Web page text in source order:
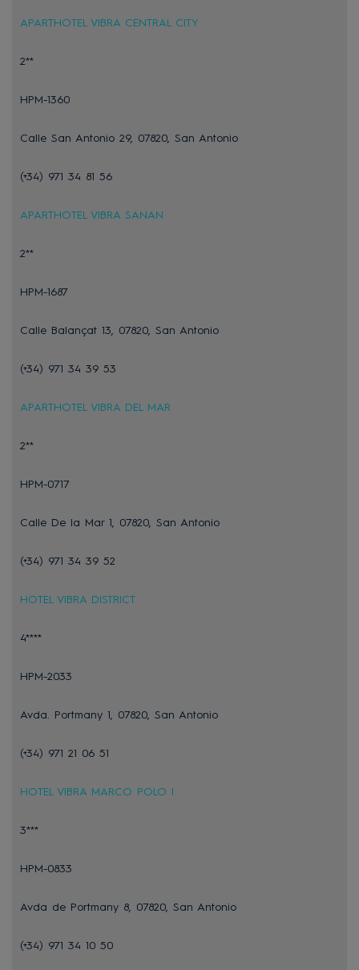
APARTHOTEL VIBRA CENTRAL CITY
2**
HPM-1360
Calle San Antonio 29, 07820, San Antonio
(+34) 971 34 81 56
APARTHOTEL VIBRA SANAN
2**
HPM-1687
Calle Balançat 13, 07820, San Antonio
(+34) 971 34 39 53
APARTHOTEL VIBRA DEL MAR
2**
HPM-0717
Calle De la Mar 1, 07820, San Antonio
(+34) 971 34 39 52
HOTEL VIBRA DISTRICT
4****
HPM-2033
Avda. Portmany 1, 07820, San Antonio
(+34) 971 21 06 51
HOTEL VIBRA MARCO POLO I
3***
HPM-0833
Avda de Portmany 8, 07820, San Antonio
(+34) 971 34 10 50